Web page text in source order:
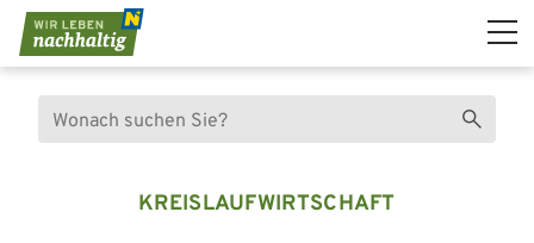
Navigation überspringen
Suche Suchen
KREISLAUFWIRTSCHAFT